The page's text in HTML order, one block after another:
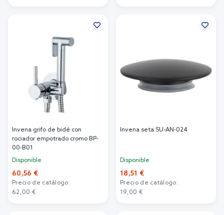
Invena grifo de bidé con
rociador empotrado cromo BP-
00-B01
Disponible
60,56 €
Precio de catálogo:
62,00 €
Invena seta SU-AN-024
Disponible
18,51 €
Precio de catálogo:
19,00 €